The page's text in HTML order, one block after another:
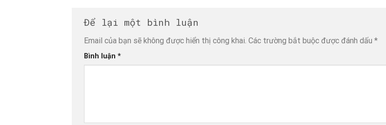
Để lại một bình luận
Email của bạn sẽ không được hiển thị công khai. Các trường bắt buộc được đánh dấu *
Bình luận *